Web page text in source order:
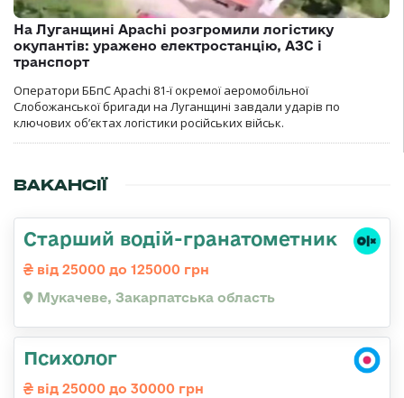
На Луганщині Apachi розгромили логістику
окупантів: уражено електростанцію, АЗС і
транспорт
Оператори ББпС Apachi 81-ї окремої аеромобільної
Слобожанської бригади на Луганщині завдали ударів по
ключових об’єктах логістики російських військ.
ВАКАНСІЇ
Старший водій-гранатометник
від 25000 до 125000 грн
Мукачеве, Закарпатська область
Психолог
від 25000 до 30000 грн